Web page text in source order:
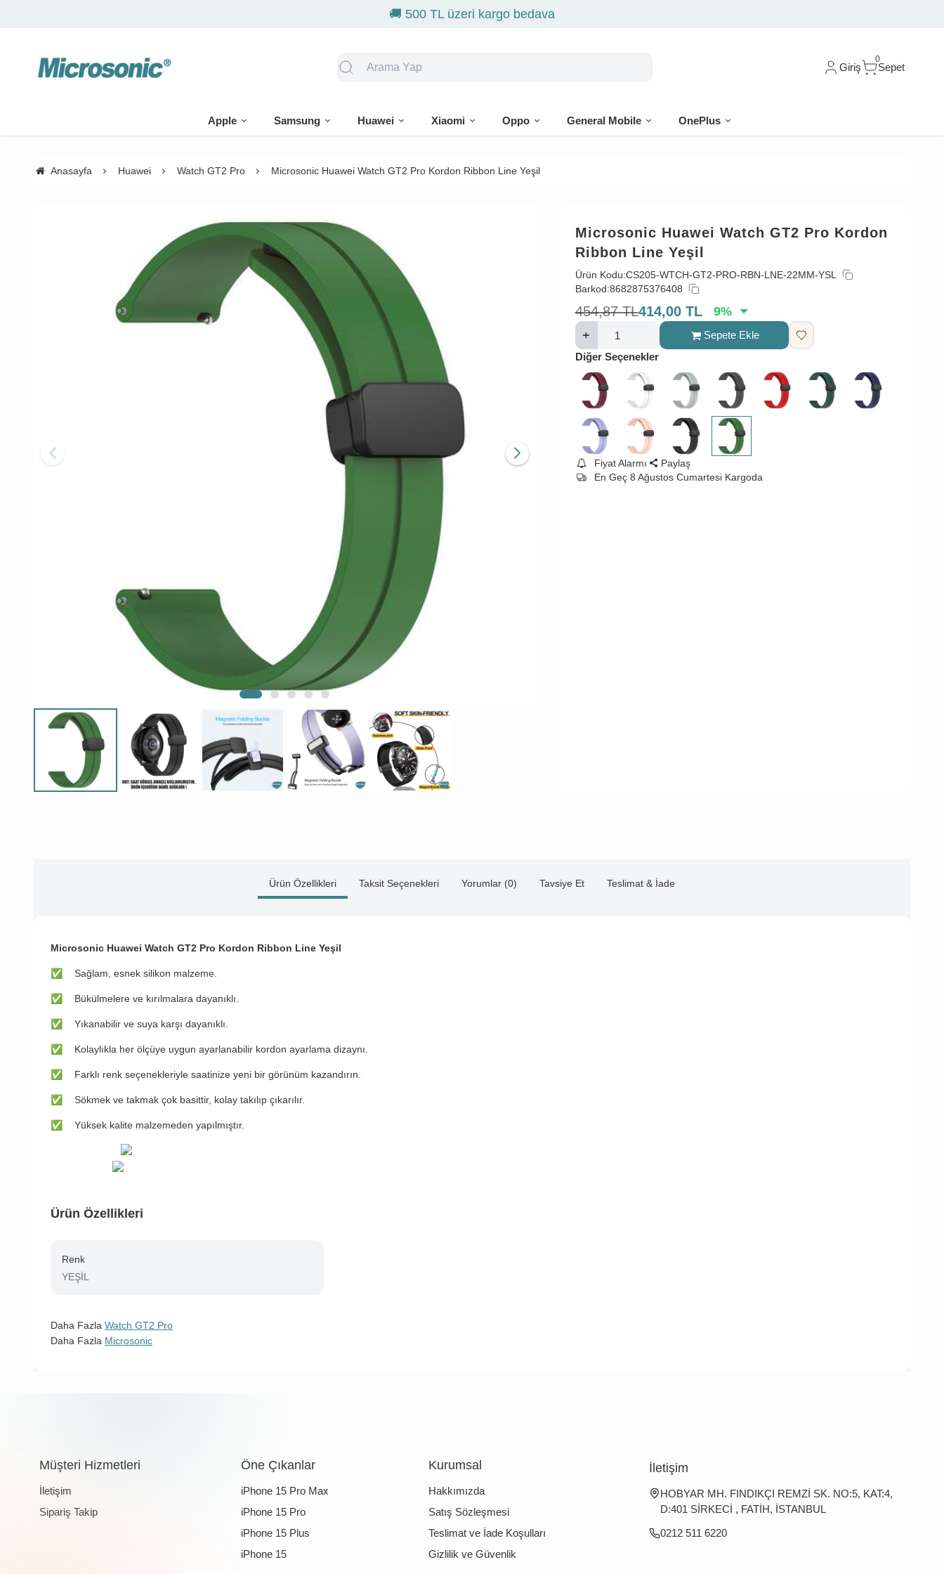
Giriş
0
Sepet
Apple Samsung Huawei Xiaomi Oppo General Mobile OnePlus
Anasayfa Huawei Watch GT2 Pro Microsonic Huawei Watch GT2 Pro Kordon Ribbon Line Yeşil
Microsonic Huawei Watch GT2 Pro Kordon
Ribbon Line Yeşil
Ürün Kodu:CS205-WTCH-GT2-PRO-RBN-LNE-22MM-YSL
Barkod:8682875376408
454,87 TL414,00 TL 9%
Sepete Ekle
Diğer Seçenekler
Fiyat Alarmı
Paylaş
En Geç 8 Ağustos Cumartesi Kargoda
Ürün Özellikleri Taksit Seçenekleri Yorumlar (0) Tavsiye Et Teslimat & İade
Microsonic Huawei Watch GT2 Pro Kordon Ribbon Line Yeşil
✅ Sağlam, esnek silikon malzeme.
✅ Bükülmelere ve kırılmalara dayanıklı.
✅ Yıkanabilir ve suya karşı dayanıklı.
✅ Kolaylıkla her ölçüye uygun ayarlanabilir kordon ayarlama dizaynı.
✅ Farklı renk seçenekleriyle saatinize yeni bir görünüm kazandırın.
✅ Sökmek ve takmak çok basittir, kolay takılıp çıkarılır.
✅ Yüksek kalite malzemeden yapılmıştır.
Ürün Özellikleri
Renk
YEŞİL
Daha Fazla Watch GT2 Pro
Daha Fazla Microsonic
Müşteri Hizmetleri
İletişim
Sipariş Takip
Öne Çıkanlar
iPhone 15 Pro Max
iPhone 15 Pro
iPhone 15 Plus
iPhone 15
Kurumsal
Hakkımızda
Satış Sözleşmesi
Teslimat ve İade Koşulları
Gizlilik ve Güvenlik
İletişim
HOBYAR MH. FINDIKÇI REMZİ SK. NO:5, KAT:4,
D:401 SİRKECİ , FATİH, İSTANBUL
0212 511 6220